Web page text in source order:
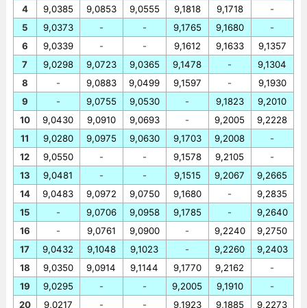
4
5
6
7
8
9
10
11
12
13
14
15
16
17
18
19
20
9,0385
9,0373
9,0339
9,0298
-
-
9,0430
9,0280
9,0550
9,0481
9,0483
-
-
9,0432
9,0350
9,0295
9,0217
9,0853
-
-
9,0723
9,0883
9,0755
9,0910
9,0975
-
-
9,0972
9,0706
9,0761
9,1048
9,0914
-
-
9,0555
-
-
9,0365
9,0499
9,0530
9,0693
9,0630
-
-
9,0750
9,0958
9,0900
9,1023
9,1144
-
-
9,1818
9,1765
9,1612
9,1478
9,1597
-
-
9,1703
9,1578
9,1515
9,1680
9,1785
-
-
9,1770
9,2005
9,1923
9,1718
9,1680
9,1633
-
-
9,1823
9,2005
9,2008
9,2105
9,2067
-
-
9,2240
9,2260
9,2162
9,1910
9,1885
-
-
9,1357
9,1304
9,1930
9,2010
9,2228
-
-
9,2665
9,2835
9,2640
9,2750
9,2403
-
-
9,2273